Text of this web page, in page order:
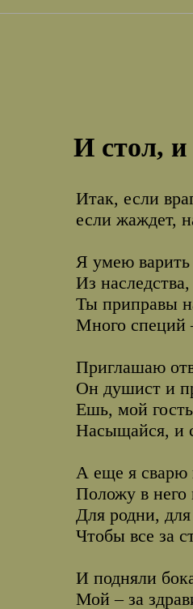
И стол, и
Итак, если
если жаждет,
Я умею
Из
Ты приправы
Много специй
Приглашаю
Он душист и
Ешь, мой
Насыщайся, и
А еще я сварю
Положу в него
Для родни, для
Чтобы все за
И подняли
Мой – за